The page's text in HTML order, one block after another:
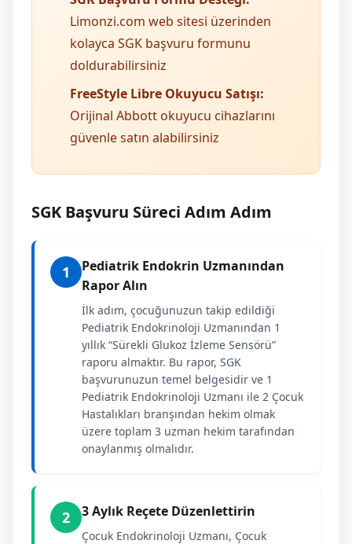
Limonzi.com web sitesi üzerinden
kolayca SGK başvuru formunu
doldurabilirsiniz
FreeStyle Libre Okuyucu Satışı:
Orijinal Abbott okuyucu cihazlarını
güvenle satın alabilirsiniz
SGK Başvuru Süreci Adım Adım
1
Pediatrik Endokrin Uzmanından
Rapor Alın
İlk adım, çocuğunuzun takip edildiği
Pediatrik Endokrinoloji Uzmanından 1
yıllık “Sürekli Glukoz İzleme Sensörü”
raporu almaktır. Bu rapor, SGK
başvurunuzun temel belgesidir ve 1
Pediatrik Endokrinoloji Uzmanı ile 2 Çocuk
Hastalıkları branşından hekim olmak
üzere toplam 3 uzman hekim tarafından
onaylanmış olmalıdır.
2 3 Aylık Reçete Düzenlettirin
Çocuk Endokrinoloji Uzmanı, Çocuk